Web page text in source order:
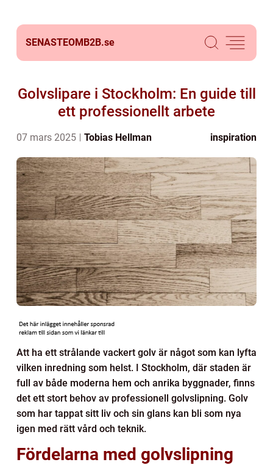
SENASTEOMB2B.se
Golvslipare i Stockholm: En guide till
ett professionellt arbete
07 mars 2025 Tobias Hellman inspiration
Att ha ett strålande vackert golv är något som kan lyfta
vilken inredning som helst. I Stockholm, där staden är
full av både moderna hem och anrika byggnader, finns
det ett stort behov av professionell golvslipning. Golv
som har tappat sitt liv och sin glans kan bli som nya
igen med rätt vård och teknik.
Fördelarna med golvslipning